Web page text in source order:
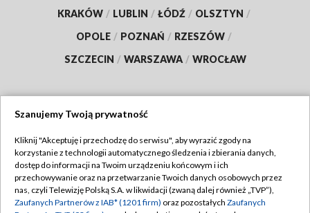
KRAKÓW / LUBLIN / ŁÓDŹ / OLSZTYN /
OPOLE / POZNAŃ / RZESZÓW /
SZCZECIN / WARSZAWA / WROCŁAW
TVP
Abonament TVP
Emisja w TVP
Regulamin TVP
Polityka prywatności
Szanujemy Twoją prywatność
Kliknij "Akceptuję i przechodzę do serwisu", aby wyrazić zgody na
korzystanie z technologii automatycznego śledzenia i zbierania danych,
dostęp do informacji na Twoim urządzeniu końcowym i ich
przechowywanie oraz na przetwarzanie Twoich danych osobowych przez
nas, czyli Telewizję Polską S.A. w likwidacji (zwaną dalej również „TVP”),
Zaufanych Partnerów z IAB* (1201 firm) oraz pozostałych Zaufanych